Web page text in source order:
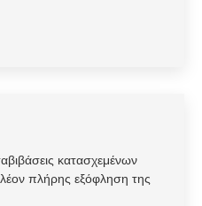
κατασχεμένων
πλήρης εξόφληση της